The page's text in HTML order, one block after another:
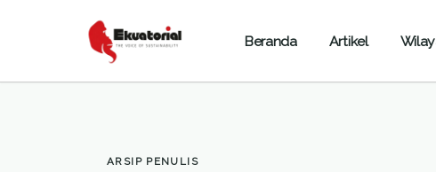
Beranda Artikel
ARSIP PENULIS